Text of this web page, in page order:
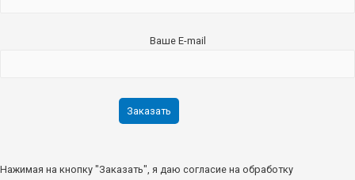
Ваше E-mail
Нажимая на кнопку "Заказать", я даю согласие на обработку